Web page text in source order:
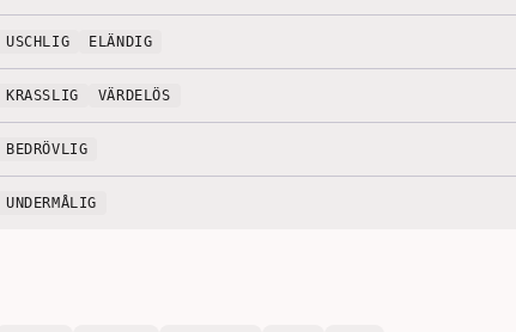
USCHLIG ELÄNDIG
KRASSLIG VÄRDELÖS
BEDRÖVLIG
UNDERMÅLIG